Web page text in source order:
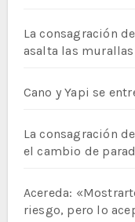
La consagración
asalta las
Cano y Yapi se
La consagración
el cambio de
Acereda:
riesgo, pero lo